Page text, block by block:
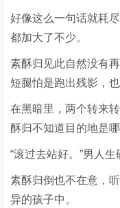
好像这么一句话就耗
都加大了不少。
素酥归见此自然没有
短腿怕是跑出残影，
在黑暗里，两个转来
酥归不知道目的地是哪
“滚过去站好。”男人
素酥归倒也不在意，
异的孩子中。